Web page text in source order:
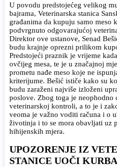
U povodu predstojećeg velikog
bajrama, Veterinarska stanica
građanima da kupuju samo meso
podvrgnuto odgovarajućoj
Direktor ove ustanove, Senad
budu krajnje oprezni prilikom
Predstojeći praznik je vrijeme
ovčijeg mesa, te je u značajnoj
prometu nađe meso koje ne
kriterijume. Bešić ističe kako su
budu zaraženi najviše izloženi
poslove. Zbog toga je neophodno
veterinarskoj kontroli, a to je i
veoma je važno voditi računa i o
životinja i to se mora obavljati uz
hihijenskih mjera.
UPOZORENJE IZ
STANICE UOČI